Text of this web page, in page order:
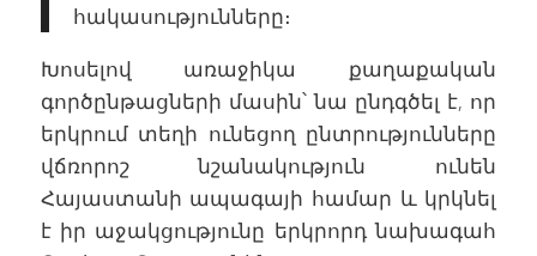
հակասությունները։
Խոսելով առաջիկա քաղաքական
գործընթացների մասին՝ նա ընդգծել է, որ
երկրում տեղի ունեցող ընտրությունները
վճռորոշ նշանակություն ունեն
Հայաստանի ապագայի համար և կրկնել
է իր աջակցությունը երկրորդ նախագահ